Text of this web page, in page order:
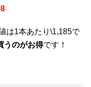
は1本あたり\1,185で
うのがお得です！